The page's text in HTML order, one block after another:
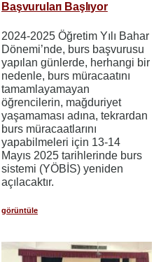
Başvuruları Başlıyor
2024-2025 Öğretim Yılı Bahar
Dönemi’nde, burs başvurusu
yapılan günlerde, herhangi bir
nedenle, burs müracaatını
tamamlayamayan
öğrencilerin, mağduriyet
yaşamaması adına, tekrardan
burs müracaatlarını
yapabilmeleri için 13-14
Mayıs 2025 tarihlerinde burs
sistemi (YÖBİS) yeniden
açılacaktır.
görüntüle